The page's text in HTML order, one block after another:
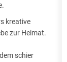
kreative
zur Heimat.
schier